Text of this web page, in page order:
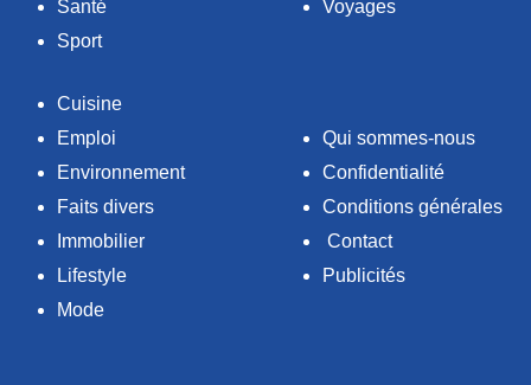
Santé
Sport
Voyages
Cuisine
Emploi
Environnement
Faits divers
Immobilier
Lifestyle
Mode
Qui sommes-nous
Confidentialité
Conditions générales
Contact
Publicités